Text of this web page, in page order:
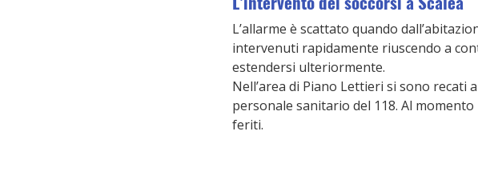
L’allarme è scattato quando
intervenuti rapidamente riuscendo a
estendersi ulteriormente.
Nell’area di Piano Lettieri si sono recati
personale sanitario del 118. Al
feriti.